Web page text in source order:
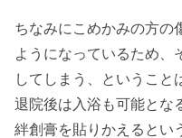
ちなみにこめかみの方の
ようになっているため、
してしまう、ということ
退院後は入浴も可能とな
絆創膏を貼りかえるとい